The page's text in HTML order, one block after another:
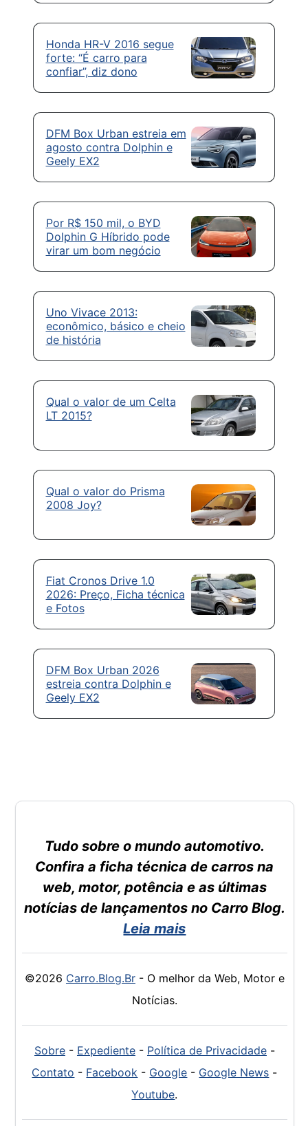
Honda HR-V 2016 segue
forte: “É carro para
confiar”, diz dono
DFM Box Urban estreia em
agosto contra Dolphin e
Geely EX2
Por R$ 150 mil, o BYD
Dolphin G Híbrido pode
virar um bom negócio
Uno Vivace 2013:
econômico, básico e cheio
de história
Qual o valor de um Celta
LT 2015?
Qual o valor do Prisma
2008 Joy?
Fiat Cronos Drive 1.0
2026: Preço, Ficha técnica
e Fotos
DFM Box Urban 2026
estreia contra Dolphin e
Geely EX2
Tudo sobre o mundo automotivo.
Confira a ficha técnica de carros na
web, motor, potência e as últimas
notícias de lançamentos no Carro Blog.
Leia mais
©2026 Carro.Blog.Br- O melhor da Web, Motor e
Notícias.
Sobre- Expediente- Política de Privacidade-
Contato - Facebook - Google - Google News -
Youtube.